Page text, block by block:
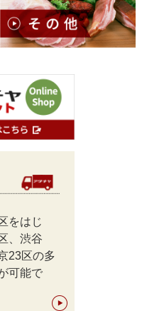
をはじ
、渋谷
23区の多
可能で